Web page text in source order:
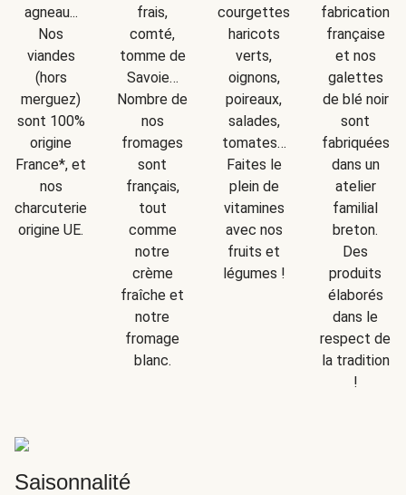
agneau...
Nos
viandes
(hors
merguez)
sont 100%
origine
France*, et
nos
charcuteries
origine UE.
frais,
comté,
tomme de
Savoie…
Nombre de
nos
fromages
sont
français,
tout
comme
notre
crème
fraîche et
notre
fromage
blanc.
courgettes,
haricots
verts,
oignons,
poireaux,
salades,
tomates…
Faites le
plein de
vitamines
avec nos
fruits et
légumes !
fabrication
française
et nos
galettes
de blé noir
sont
fabriquées
dans un
atelier
familial
breton.
Des
produits
élaborés
dans le
respect de
la tradition
!
Saisonnalité